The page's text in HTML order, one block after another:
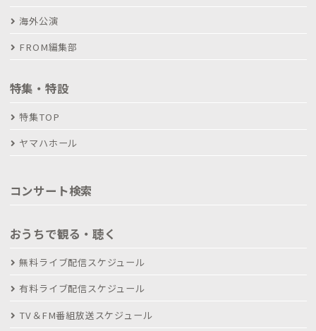
海外公演
FROM編集部
特集・特設
特集TOP
ヤマハホール
コンサート検索
おうちで観る・聴く
無料ライブ配信スケジュール
有料ライブ配信スケジュール
TV＆FM番組放送スケジュール